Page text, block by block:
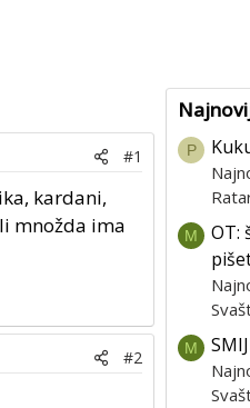
#1
kardani,
množda ima
#2
P
M
OT:
M